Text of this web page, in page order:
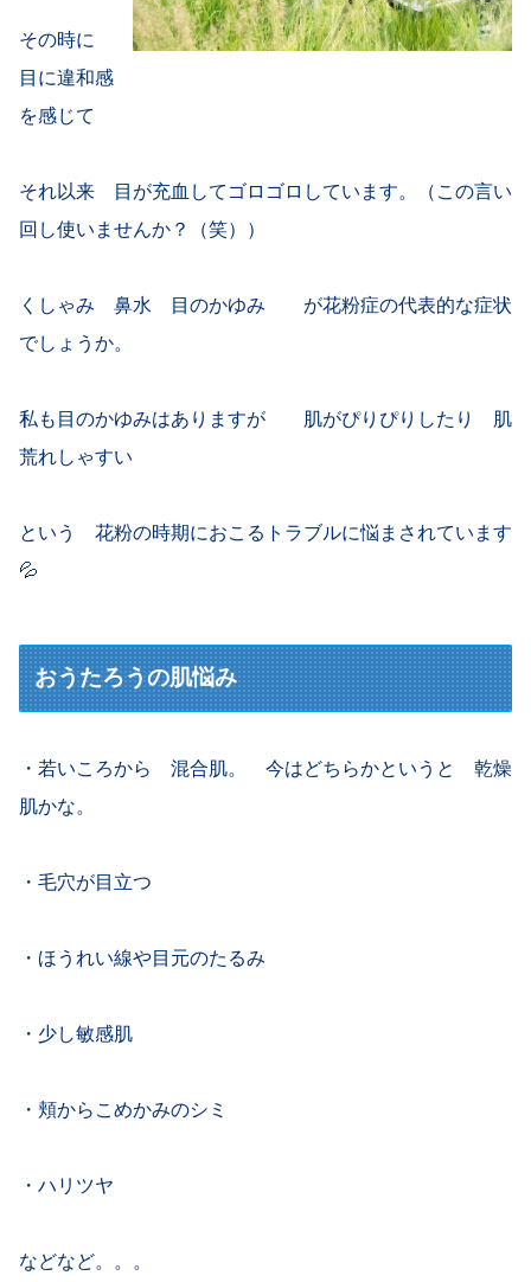
その時に
目に違和感
を感じて
それ以来 目が充血してゴロゴロしています。（この言い
回し使いませんか？（笑））
くしゃみ 鼻水 目のかゆみ が花粉症の代表的な症状
でしょうか。
私も目のかゆみはありますが 肌がぴりぴりしたり 肌
荒れしゃすい
という 花粉の時期におこるトラブルに悩まされています
💦
おうたろうの肌悩み
・若いころから 混合肌。 今はどちらかというと 乾燥
肌かな。
・毛穴が目立つ
・ほうれい線や目元のたるみ
・少し敏感肌
・頬からこめかみのシミ
・ハリツヤ
などなど。。。